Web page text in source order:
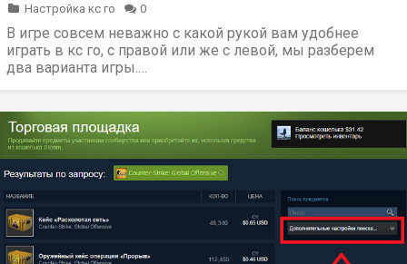
Настройка кс го 0
В игре совсем неважно с какой рукой вам удобнее
играть в кс го, с правой или же с левой, мы разберем
два варианта игры.…